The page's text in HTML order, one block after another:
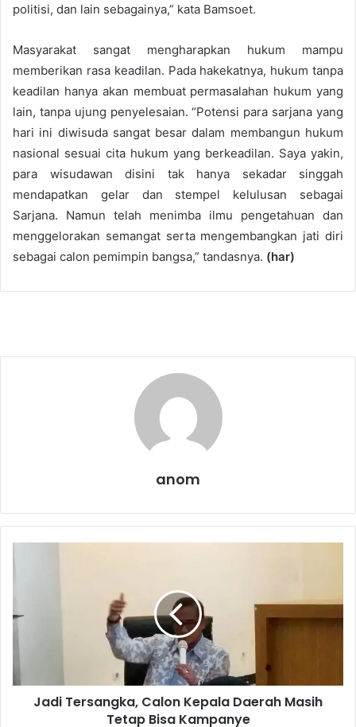
politisi, dan lain sebagainya,” kata Bamsoet.
Masyarakat sangat mengharapkan hukum mampu
memberikan rasa keadilan. Pada hakekatnya, hukum tanpa
keadilan hanya akan membuat permasalahan hukum yang
lain, tanpa ujung penyelesaian. “Potensi para sarjana yang
hari ini diwisuda sangat besar dalam membangun hukum
nasional sesuai cita hukum yang berkeadilan. Saya yakin,
para wisudawan disini tak hanya sekadar singgah
mendapatkan gelar dan stempel kelulusan sebagai
Sarjana. Namun telah menimba ilmu pengetahuan dan
menggelorakan semangat serta mengembangkan jati diri
sebagai calon pemimpin bangsa,” tandasnya. (har)
anom
T
e
a
Jadi Tersangka, Calon Kepala Daerah Masih
Tetap Bisa Kampanye